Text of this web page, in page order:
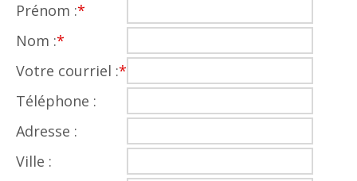
Prénom :*
Nom :*
Votre courriel :*
Téléphone :
Adresse :
Ville :